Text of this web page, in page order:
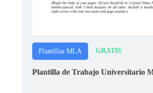
Plantillas MLA GRATIS
Plantilla de Trabajo Universitario